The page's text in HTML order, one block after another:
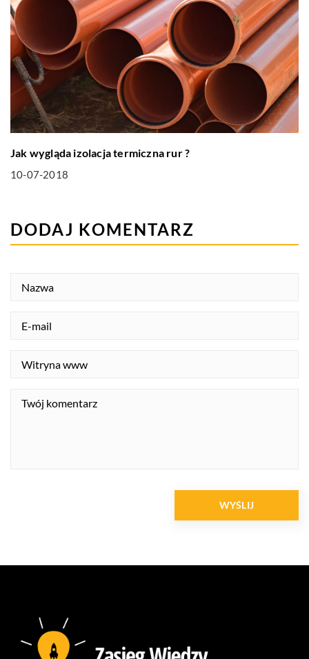
Jak wygląda izolacja termiczna rur ?
10-07-2018
DODAJ KOMENTARZ